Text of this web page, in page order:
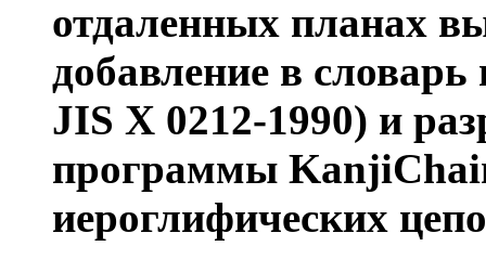
отдаленных планах
добавление в
JIS X 0212-1990) и
программы
иероглифических